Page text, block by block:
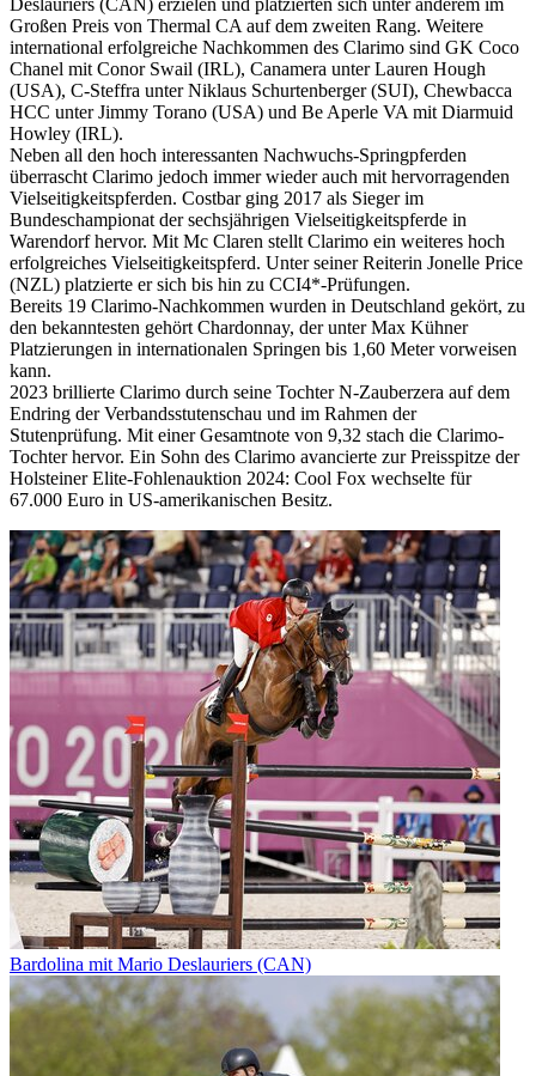
Großen Preis von Thermal CA auf dem zweiten Rang. Weitere
international erfolgreiche Nachkommen des Clarimo sind GK Coco
Chanel mit Conor Swail (IRL), Canamera unter Lauren Hough
(USA), C-Steffra unter Niklaus Schurtenberger (SUI), Chewbacca
HCC unter Jimmy Torano (USA) und Be Aperle VA mit Diarmuid
Howley (IRL).
Neben all den hoch interessanten Nachwuchs-Springpferden
überrascht Clarimo jedoch immer wieder auch mit hervorragenden
Vielseitigkeitspferden. Costbar ging 2017 als Sieger im
Bundeschampionat der sechsjährigen Vielseitigkeitspferde in
Warendorf hervor. Mit Mc Claren stellt Clarimo ein weiteres hoch
erfolgreiches Vielseitigkeitspferd. Unter seiner Reiterin Jonelle Price
(NZL) platzierte er sich bis hin zu CCI4*-Prüfungen.
Bereits 19 Clarimo-Nachkommen wurden in Deutschland gekört, zu
den bekanntesten gehört Chardonnay, der unter Max Kühner
Platzierungen in internationalen Springen bis 1,60 Meter vorweisen
kann.
2023 brillierte Clarimo durch seine Tochter N-Zauberzera auf dem
Endring der Verbandsstutenschau und im Rahmen der
Stutenprüfung. Mit einer Gesamtnote von 9,32 stach die Clarimo-
Tochter hervor. Ein Sohn des Clarimo avancierte zur Preisspitze der
Holsteiner Elite-Fohlenauktion 2024: Cool Fox wechselte für
67.000 Euro in US-amerikanischen Besitz.
Bardolina mit Mario Deslauriers (CAN)